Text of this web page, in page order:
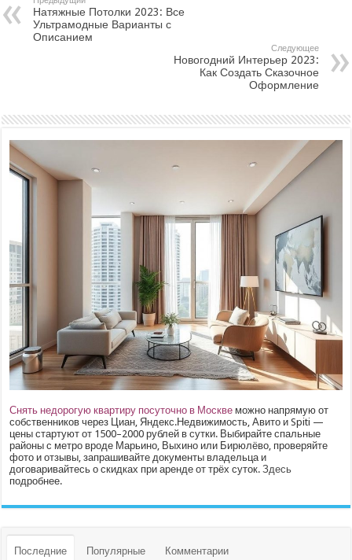
Натяжные Потолки 2023: Все
Ультрамодные Варианты с
Описанием
Следующее
Новогодний Интерьер 2023:
Как Создать Сказочное
Оформление
Снять недорогую квартиру посуточно в Москве можно напрямую от
собственников через Циан, Яндекс.Недвижимость, Авито и Spiti —
цены стартуют от 1500–2000 рублей в сутки. Выбирайте спальные
районы с метро вроде Марьино, Выхино или Бирюлёво, проверяйте
фото и отзывы, запрашивайте документы владельца и
договаривайтесь о скидках при аренде от трёх суток.Здесь
подробнее.
Последние Популярные Комментарии